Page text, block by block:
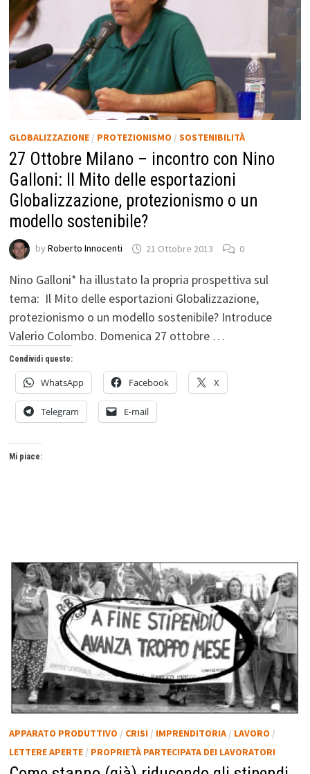
GLOBALIZZAZIONE/ PROTEZIONISMO / SOSTENIBILITÀ
27 Ottobre Milano – incontro con Nino
Galloni: Il Mito delle esportazioni
Globalizzazione, protezionismo o un
modello sostenibile?
by Roberto Innocenti 21 Ottobre 2013 0
Nino Galloni* ha illustato la propria prospettiva sul
tema: Il Mito delle esportazioni Globalizzazione,
protezionismo o un modello sostenibile? Introduce
Valerio Colombo. Domenica 27 ottobre …
Condividi questo:
WhatsApp Facebook X
Telegram E-mail
Mi piace:
APPARATO PRODUTTIVO / CRISI / IMPRENDITORIA/ LAVORO /
LETTERE APERTE/ PROPRIETÀ PARTECIPATA DEI LAVORATORI